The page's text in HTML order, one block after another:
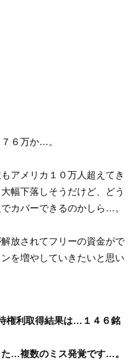
６万か…。
アメリカ１０万人超えてき
幅下落しそうだけど、どう
カバーできるのかしら…。
放されてフリーの資金がで
を増やしていきたいと思い
権利取得結果は…１４６銘
…複数のミス発覚です…。